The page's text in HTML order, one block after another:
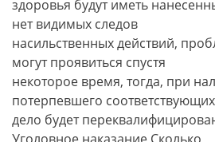
здоровья будут иметь
нет видимых следов
насильственных действий,
могут проявиться спустя
некоторое время, тогда, при
потерпевшего
дело будет